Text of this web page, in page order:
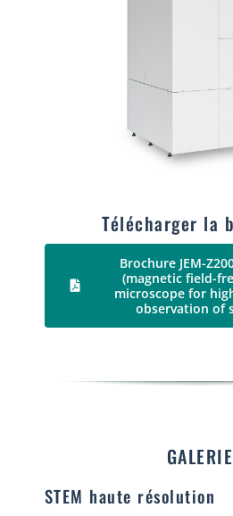
Télécharger la
Brochure JEM-
(magnetic field-
microscope for
observation of
GALERIE
STEM haute résolution